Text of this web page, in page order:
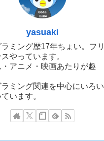
yasuaki
ミング歴17年ちょい。フリ
やっています。
アニメ・映画あたりが趣
ラミング関連を中心にいろい
います。